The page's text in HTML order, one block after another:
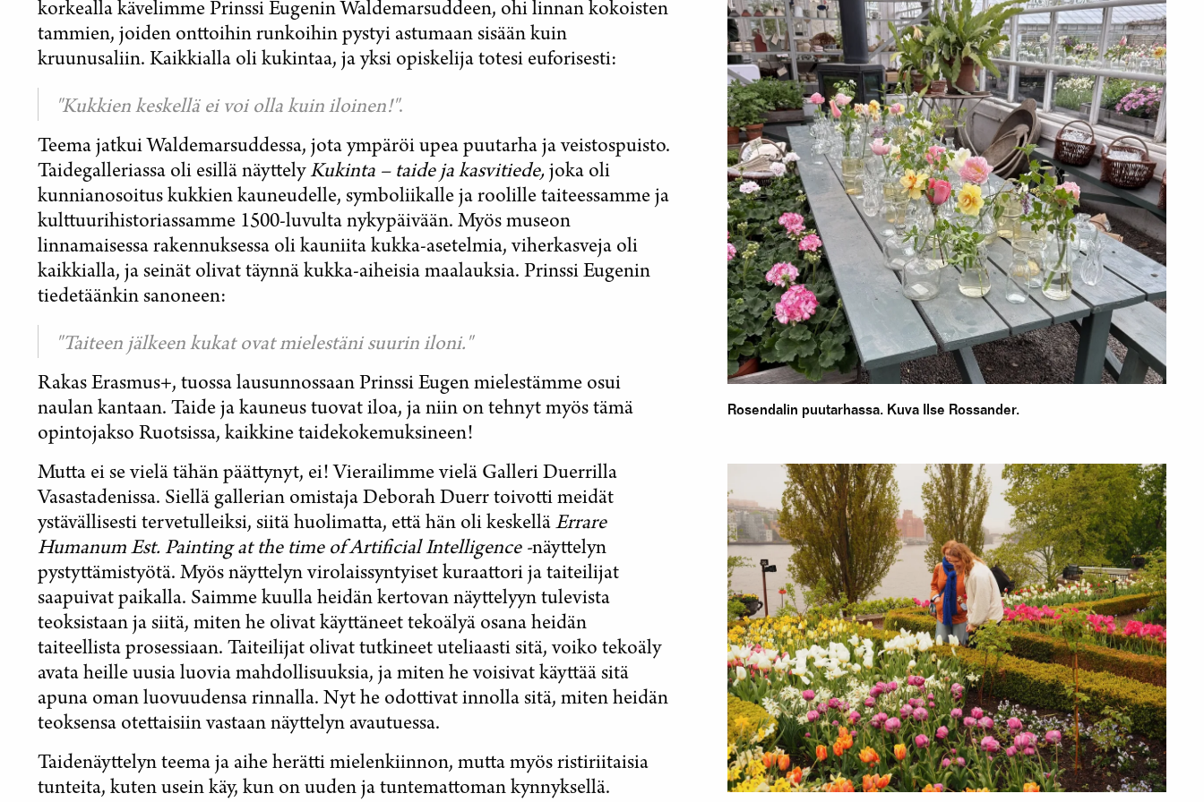
korkealla kävelimme Prinssi Eugenin Waldemarsuddeen, ohi linnan kokoisten
tammien, joiden onttoihin runkoihin pystyi astumaan sisään kuin
kruunusaliin. Kaikkialla oli kukintaa, ja yksi opiskelija totesi euforisesti:
"Kukkien keskellä ei voi olla kuin iloinen!".
Teema jatkui Waldemarsuddessa, jota ympäröi upea puutarha ja veistospuisto.
Taidegalleriassa oli esillä näyttelyKukinta – taide ja kasvitiede, joka oli
kunnianosoitus kukkien kauneudelle, symboliikalle ja roolille taiteessamme ja
kulttuurihistoriassamme 1500-luvulta nykypäivään. Myös museon
linnamaisessa rakennuksessa oli kauniita kukka-asetelmia, viherkasveja oli
kaikkialla, ja seinät olivat täynnä kukka-aiheisia maalauksia. Prinssi Eugenin
tiedetäänkin sanoneen:
"Taiteen jälkeen kukat ovat mielestäni suurin iloni."
Rakas Erasmus+, tuossa lausunnossaan Prinssi Eugen mielestämme osui
naulan kantaan. Taide ja kauneus tuovat iloa, ja niin on tehnyt myös tämä
opintojakso Ruotsissa, kaikkine taidekokemuksineen!
Mutta ei se vielä tähän päättynyt, ei! Vierailimme vielä Galleri Duerrilla
Vasastadenissa. Siellä gallerian omistaja Deborah Duerr toivotti meidät
ystävällisesti tervetulleiksi, siitä huolimatta, että hän oli keskellä Errare
Humanum Est. Painting at the time of Artificial Intelligence -näyttelyn
pystyttämistyötä. Myös näyttelyn virolaissyntyiset kuraattori ja taiteilijat
saapuivat paikalla. Saimme kuulla heidän kertovan näyttelyyn tulevista
teoksistaan ​​ja siitä, miten he olivat käyttäneet tekoälyä osana heidän
taiteellista prosessiaan. Taiteilijat olivat tutkineet uteliaasti sitä, voiko tekoäly
avata heille uusia luovia mahdollisuuksia, ja miten he voisivat käyttää sitä
apuna oman luovuudensa rinnalla. Nyt he odottivat innolla sitä, miten heidän
teoksensa otettaisiin vastaan näyttelyn avautuessa.
Taidenäyttelyn teema ja aihe herätti mielenkiinnon, mutta myös ristiriitaisia ​​
tunteita, kuten usein käy, kun on uuden ja tuntemattoman kynnyksellä.
Rosendalin puutarhassa. Kuva Ilse Rossander.